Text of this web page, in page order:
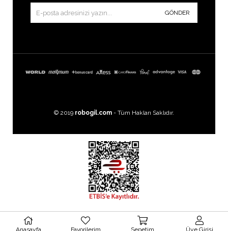
GÖNDER
© 2019 robogil.com - Tüm Hakları Saklıdır.
Images by Freepik
Anasayfa Favorilerim Sepetim Üye Girişi